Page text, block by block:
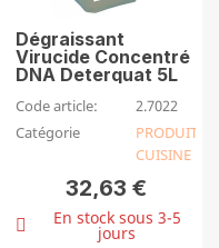
Dégraissant
Virucide Concentré
DNA Deterquat 5L
Code article:
2.7022
Catégorie
PRODUIT
CUISINE
32,63 €
En stock sous 3-5
jours